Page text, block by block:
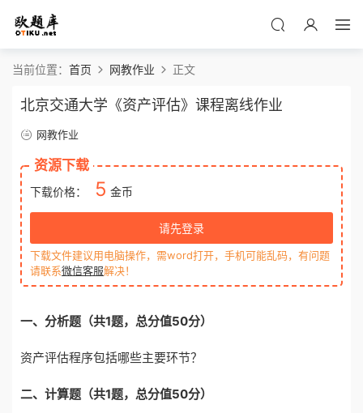
当前位置： 首页 网教作业 正文
北京交通大学《资产评估》课程离线作业
网教作业
资源下载
下载价格： 5 金币
请先登录
下载文件建议用电脑操作，需word打开，手机可能乱码，有问题
请联系微信客服解决！
一、分析题 （共1题， 总分值50分）
资产评估程序包括哪些主要环节？
二、 计算题 （共1题， 总分值50分）